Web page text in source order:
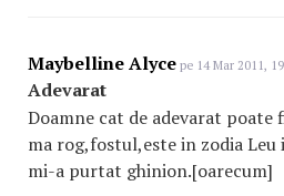
Maybelline Alyce pe 14 Mar 2011,
Adevarat
Doamne cat de adevarat poate
ma rog,fostul,este in zodia Leu
mi-a purtat ghinion.[oarecum]